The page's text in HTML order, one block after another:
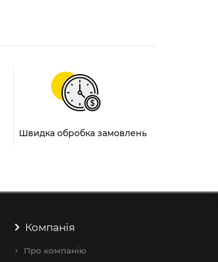
Швидка обробка замовлень
Компанія
Про компанію